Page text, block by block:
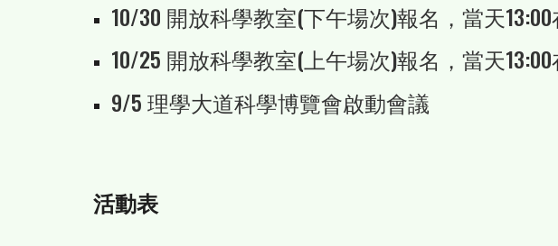
10/30 開放科學教室(下午場次)報名，當天13:00
10/25 開放科學教室(上午場次)報名，當天13:00
9/5 理學大道科學博覽會啟動會議
活動表